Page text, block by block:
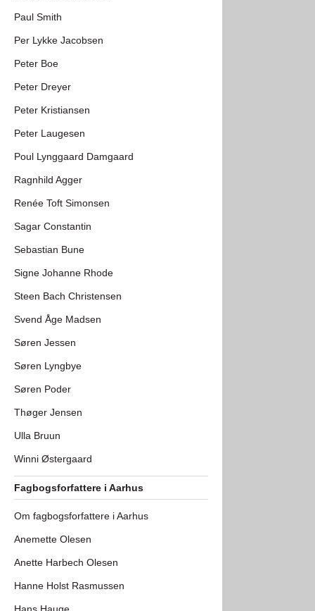
Paul Smith
Per Lykke Jacobsen
Peter Boe
Peter Dreyer
Peter Kristiansen
Peter Laugesen
Poul Lynggaard Damgaard
Ragnhild Agger
Renée Toft Simonsen
Sagar Constantin
Sebastian Bune
Signe Johanne Rhode
Steen Bach Christensen
Svend Åge Madsen
Søren Jessen
Søren Lyngbye
Søren Poder
Thøger Jensen
Ulla Bruun
Winni Østergaard
Fagbogsforfattere i Aarhus
Om fagbogsforfattere i Aarhus
Anemette Olesen
Anette Harbech Olesen
Hanne Holst Rasmussen